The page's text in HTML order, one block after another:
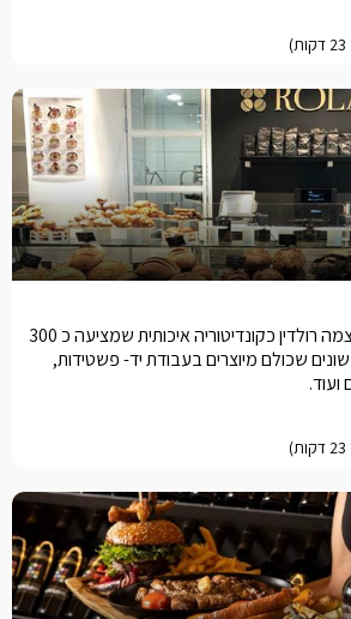
במשך השנים מיצבה עצמה רולדין כקונדיטוריה איכותית שמציעה כ 300
שכולם מיוצרים בעבודת יד- פשטידות,
ועוד.